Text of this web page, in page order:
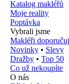
Katalog makléřů
Moje reality
Poptávka
Vybrali jsme
Makléři
Novinky • Slevy
Dražby • Top 50
Co už nekoupíte
O nás